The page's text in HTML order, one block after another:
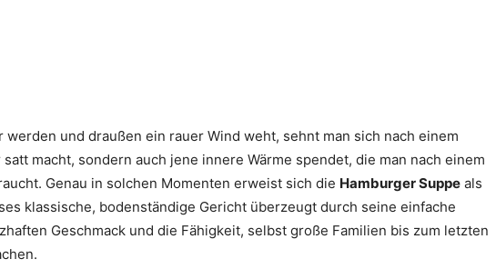
werden und draußen ein rauer Wind weht, sehnt man sich nach einem
macht, sondern auch jene innere Wärme spendet, die man nach einem
Genau in solchen Momenten erweist sich die Hamburger Suppe als
klassische, bodenständige Gericht überzeugt durch seine einfache
Geschmack und die Fähigkeit, selbst große Familien bis zum letzten